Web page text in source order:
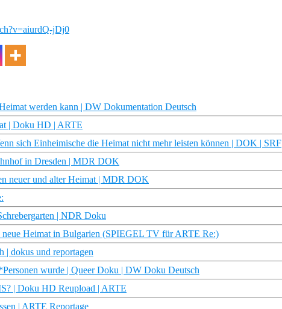
jDj0
werden kann | DW Dokumentation Deutsch
| Doku HD | ARTE
sich Einheimische die Heimat nicht mehr leisten können | DOK | SRF
in Dresden | MDR DOK
neuer und alter Heimat | MDR DOK
| NDR Doku
Heimat in Bulgarien (SPIEGEL TV für ARTE Re:)
dokus und reportagen
wurde | Queer Doku | DW Doku Deutsch
| Doku HD Reupload | ARTE
| ARTE Reportage